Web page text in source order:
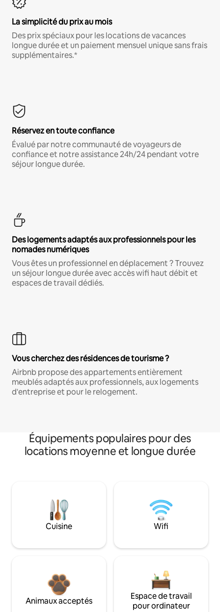
La simplicité du prix au mois
Des prix spéciaux pour les locations de vacances
longue durée et un paiement mensuel unique sans frais
supplémentaires.*
Réservez en toute confiance
Évalué par notre communauté de voyageurs de
confiance et notre assistance 24h/24 pendant votre
séjour longue durée.
Des logements adaptés aux professionnels pour les
nomades numériques
Vous êtes un professionnel en déplacement ? Trouvez
un séjour longue durée avec accès wifi haut débit et
espaces de travail dédiés.
Vous cherchez des résidences de tourisme ?
Airbnb propose des appartements entièrement
meublés adaptés aux professionnels, aux logements
d'entreprise et pour le relogement.
Équipements populaires pour des
locations moyenne et longue durée
Cuisine Wifi
Animaux acceptés
Espace de travail
pour ordinateur